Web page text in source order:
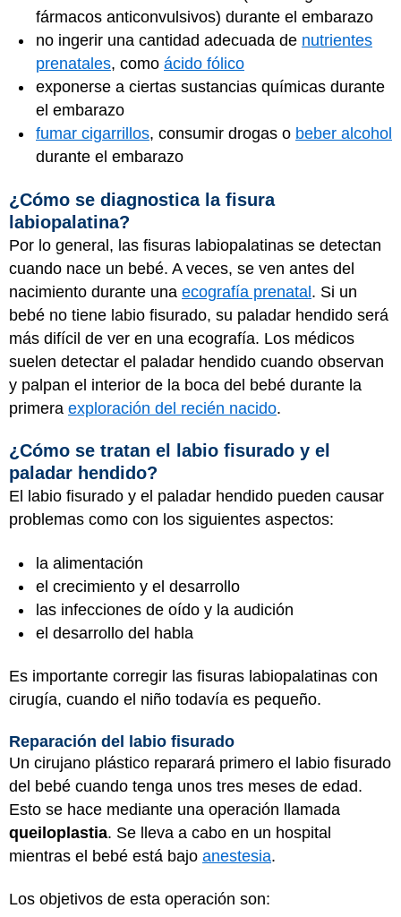
fármacos anticonvulsivos) durante el embarazo
no ingerir una cantidad adecuada de nutrientes
prenatales, como ácido fólico
exponerse a ciertas sustancias químicas durante
el embarazo
fumar cigarrillos, consumir drogas o beber alcohol
durante el embarazo
¿Cómo se diagnostica la fisura
labiopalatina?
Por lo general, las fisuras labiopalatinas se detectan
cuando nace un bebé. A veces, se ven antes del
nacimiento durante una ecografía prenatal. Si un
bebé no tiene labio fisurado, su paladar hendido será
más difícil de ver en una ecografía. Los médicos
suelen detectar el paladar hendido cuando observan
y palpan el interior de la boca del bebé durante la
primera exploración del recién nacido.
¿Cómo se tratan el labio fisurado y el
paladar hendido?
El labio fisurado y el paladar hendido pueden causar
problemas como con los siguientes aspectos:
la alimentación
el crecimiento y el desarrollo
las infecciones de oído y la audición
el desarrollo del habla
Es importante corregir las fisuras labiopalatinas con
cirugía, cuando el niño todavía es pequeño.
Reparación del labio fisurado
Un cirujano plástico reparará primero el labio fisurado
del bebé cuando tenga unos tres meses de edad.
Esto se hace mediante una operación llamada
queiloplastia. Se lleva a cabo en un hospital
mientras el bebé está bajo anestesia.
Los objetivos de esta operación son: